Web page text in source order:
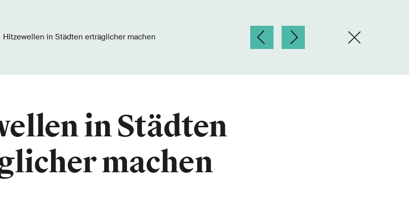
Hitzewellen in Städten erträglicher machen
in Städten
machen